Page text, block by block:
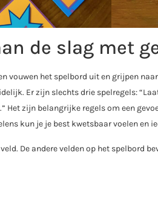
de slag met
vouwen het spelbord uit en grijpen
Er zijn slechts drie spelregels:
Het zijn belangrijke regels om een
kun je je best kwetsbaar voelen en
De andere velden op het spelbord